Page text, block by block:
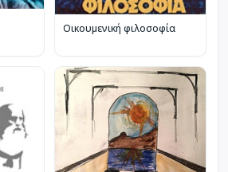
Οικουμενική φιλοσοφία